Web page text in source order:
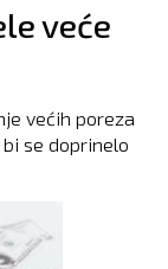
veće
većih poreza
se doprinelo